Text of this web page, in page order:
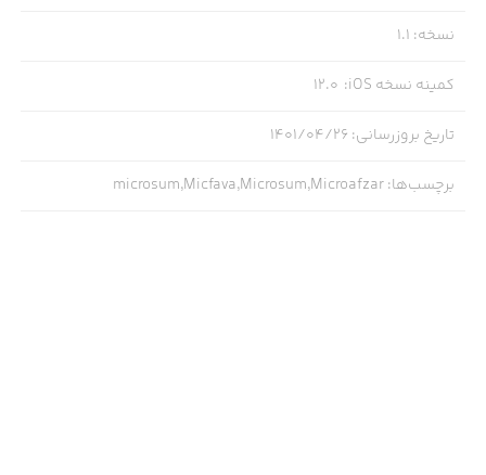
نسخه:
1.1
کمینه نسخه iOS :
12.0
تاریخ بروزرسانی: ۱۴۰۱/۰۴/۲۶
برچسب‌ها:
microsum,Micfava,Microsum,Microafzar